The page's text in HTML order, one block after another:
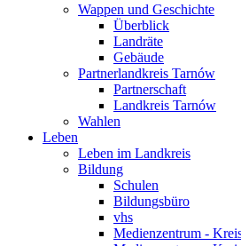
Wappen und Geschichte
Überblick
Landräte
Gebäude
Partnerlandkreis Tarnów
Partnerschaft
Landkreis Tarnów
Wahlen
Leben
Leben im Landkreis
Bildung
Schulen
Bildungsbüro
vhs
Medienzentrum -